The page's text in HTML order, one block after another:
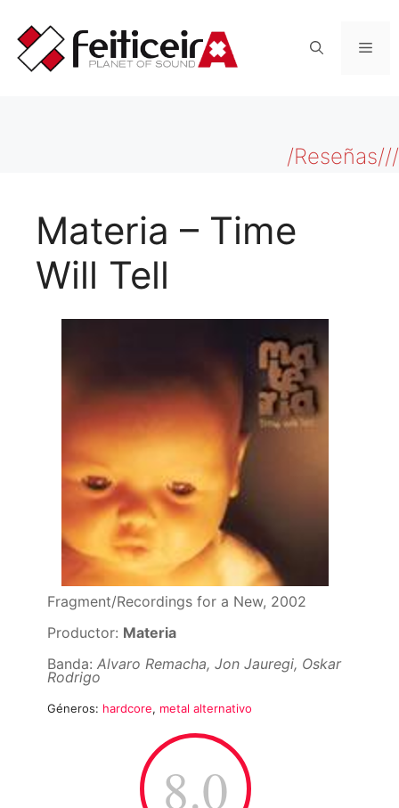
contenido
/Reseñas///
Materia – Time
Will Tell
Fragment/Recordings for a New, 2002
Productor: Materia
Banda: Alvaro Remacha, Jon Jauregi, Oskar
Rodrigo
Géneros: hardcore, metal alternativo
8.0